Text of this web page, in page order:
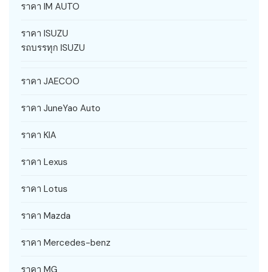
ราคา IM AUTO
ราคา ISUZU
รถบรรทุก ISUZU
ราคา JAECOO
ราคา JuneYao Auto
ราคา KIA
ราคา Lexus
ราคา Lotus
ราคา Mazda
ราคา Mercedes-benz